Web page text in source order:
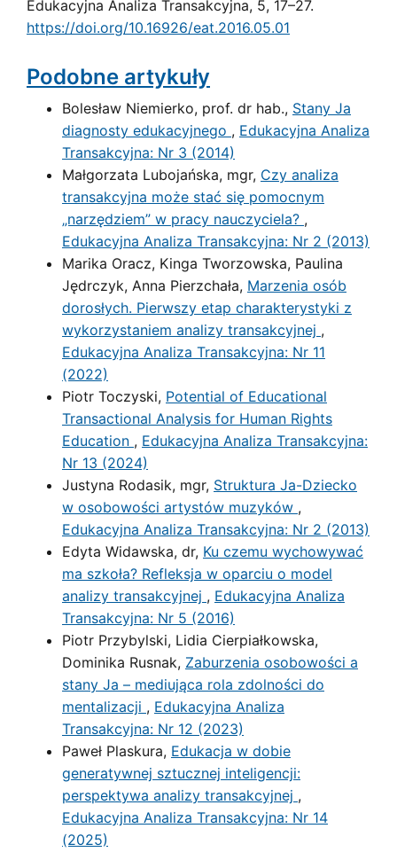
Edukacyjna Analiza Transakcyjna, 5, 17–27.
https://doi.org/10.16926/eat.2016.05.01
Podobne artykuły
Bolesław Niemierko, prof. dr hab., Stany Ja
diagnosty edukacyjnego , Edukacyjna Analiza
Transakcyjna: Nr 3 (2014)
Małgorzata Lubojańska, mgr, Czy analiza
transakcyjna może stać się pomocnym
„narzędziem” w pracy nauczyciela? ,
Edukacyjna Analiza Transakcyjna: Nr 2 (2013)
Marika Oracz, Kinga Tworzowska, Paulina
Jędrczyk, Anna Pierzchała, Marzenia osób
dorosłych. Pierwszy etap charakterystyki z
wykorzystaniem analizy transakcyjnej ,
Edukacyjna Analiza Transakcyjna: Nr 11
(2022)
Piotr Toczyski, Potential of Educational
Transactional Analysis for Human Rights
Education , Edukacyjna Analiza Transakcyjna:
Nr 13 (2024)
Justyna Rodasik, mgr, Struktura Ja-Dziecko
w osobowości artystów muzyków ,
Edukacyjna Analiza Transakcyjna: Nr 2 (2013)
Edyta Widawska, dr, Ku czemu wychowywać
ma szkoła? Refleksja w oparciu o model
analizy transakcyjnej , Edukacyjna Analiza
Transakcyjna: Nr 5 (2016)
Piotr Przybylski, Lidia Cierpiałkowska,
Dominika Rusnak, Zaburzenia osobowości a
stany Ja – mediująca rola zdolności do
mentalizacji , Edukacyjna Analiza
Transakcyjna: Nr 12 (2023)
Paweł Plaskura, Edukacja w dobie
generatywnej sztucznej inteligencji:
perspektywa analizy transakcyjnej ,
Edukacyjna Analiza Transakcyjna: Nr 14
(2025)